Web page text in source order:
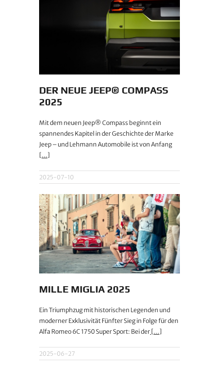
DER NEUE JEEP® COMPASS
2025
Mit dem neuen Jeep® Compass beginnt ein
spannendes Kapitel in der Geschichte der Marke
Jeep – und Lehmann Automobile ist von Anfang
[...]
2025-07-10
MILLE MIGLIA 2025
Ein Triumphzug mit historischen Legenden und
moderner Exklusivität Fünfter Sieg in Folge für den
Alfa Romeo 6C 1750 Super Sport: Bei der [...]
2025-06-27